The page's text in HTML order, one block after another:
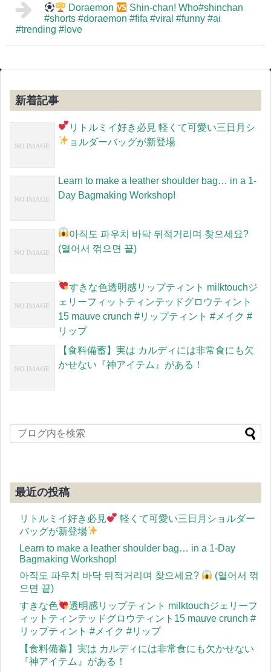
Doraemon
Shin-chan! Who#shinchan
#shorts #doraemon #fifa #viral #funny #ai
#trending #love
新着記事
リトルミイ好き必見 軽くて可愛い三日月シ
ョルダーバッグが新登場
Learn to make a leather shoulder bag… in a 1-
Day Bagmaking Workshop!
아직도 파우치 바닥 뒤적거리며 찾으세요?
(열어서 꺾으면 끝)
すきな色透明感リップティント milktouchジ
ェリーフィットティンテッドグロウティント
15 mauve crunch #リップティント #メイク #
リップ
【食料備蓄】実は カルディには非常食にも欠
かせない『神アイテム』がある！
最近の投稿
リトルミイ好き必見
軽くて可愛い三日月ショルダー
バッグが新登場
Learn to make a leather shoulder bag… in a 1-Day
Bagmaking Workshop!
아직도 파우치 바닥 뒤적거리며 찾으세요?
(열어서 꺾
으면 끝)
すきな色
透明感リップティント milktouchジェリーフ
ィットティンテッドグロウティント15 mauve crunch #
リップティント #メイク #リップ
【食料備蓄】実は カルディには非常食にも欠かせない
『神アイテム』がある！